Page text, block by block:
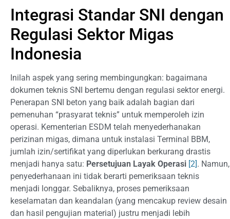
Integrasi Standar SNI dengan
Regulasi Sektor Migas
Indonesia
Inilah aspek yang sering membingungkan: bagaimana
dokumen teknis SNI bertemu dengan regulasi sektor energi.
Penerapan SNI beton yang baik adalah bagian dari
pemenuhan “prasyarat teknis” untuk memperoleh izin
operasi. Kementerian ESDM telah menyederhanakan
perizinan migas, dimana untuk instalasi Terminal BBM,
jumlah izin/sertifikat yang diperlukan berkurang drastis
menjadi hanya satu: Persetujuan Layak Operasi [2]. Namun,
penyederhanaan ini tidak berarti pemeriksaan teknis
menjadi longgar. Sebaliknya, proses pemeriksaan
keselamatan dan keandalan (yang mencakup review desain
dan hasil pengujian material) justru menjadi lebih